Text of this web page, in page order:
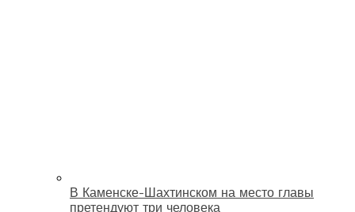
В Каменске-Шахтинском на место главы
претендуют три человека